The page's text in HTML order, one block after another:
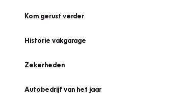
Kom gerust verder
Historie vakgarage
Zekerheden
Autobedrijf van het jaar